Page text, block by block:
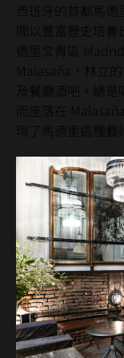
西班牙的首都馬德
間以豐富歷史培養
德里文青區
Malasaña，林立
及餐廳酒吧，總
而座落在
現了馬德里這種藝